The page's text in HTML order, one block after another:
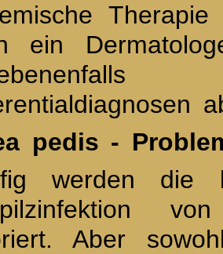
ein
pedis -
werden die
Aber